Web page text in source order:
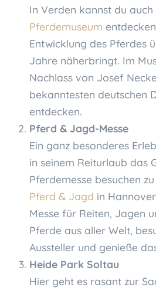
In Verden kannst du auch
Pferdemuseum
Entwicklung des Pferdes
Jahre näherbringt. Im
Nachlass von Josef
bekanntesten deutschen
entdecken.
Pferd & Jagd-Messe
Ein ganz besonderes
in seinem Reiturlaub das
Pferdemesse besuchen
Pferd & Jagd in
Messe für Reiten, Jagen
Pferde aus aller Welt,
Aussteller und genieße
Heide Park Soltau
Hier geht es rasant zur